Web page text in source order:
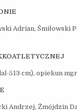
Adrian,
513 cm), opiekun
Andrzej, Żmójdzin